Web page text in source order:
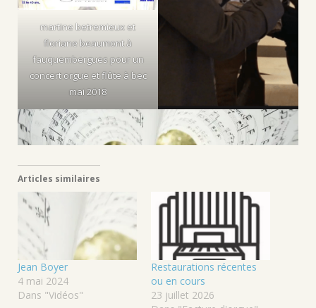
martine betremieux et
floriane beaumont à
fauquembergues pour un
concert orgue et flûte à bec
mai 2018
Articles similaires
Jean Boyer
4 mai 2024
Dans "Vidéos"
Restaurations récentes
ou en cours
23 juillet 2026